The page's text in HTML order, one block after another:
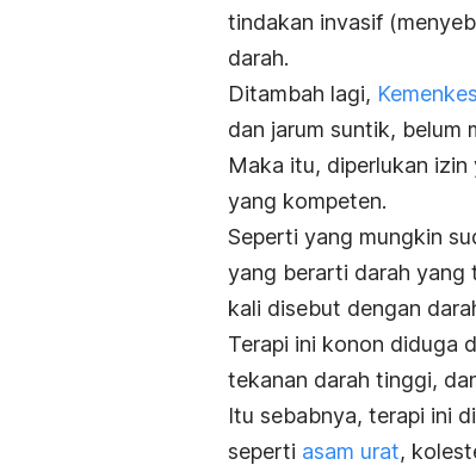
tindakan invasif
darah.
Ditambah lagi, Kemenkes
dan jarum suntik, belum
Maka itu, diperlukan
yang kompeten.
Seperti yang mungkin
yang berarti darah yang
kali disebut dengan
Terapi ini konon diduga
tekanan darah tinggi,
Itu sebabnya, terapi ini
seperti asam urat,